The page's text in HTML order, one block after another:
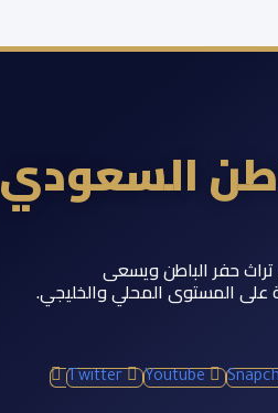
السعودي
حفر الباطن ويسعى
على المستوى المحلي والخليجي.
Twitter Youtube